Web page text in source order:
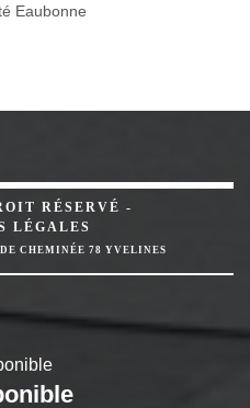
Eaubonne
RÉSERVÉ -
LÉGALES
CHEMINÉE 78 YVELINES